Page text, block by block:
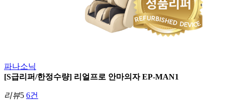
파나소닉
[S급리퍼/한정수량] 리얼프로 안마의자 EP-MAN1
리뷰5 6건